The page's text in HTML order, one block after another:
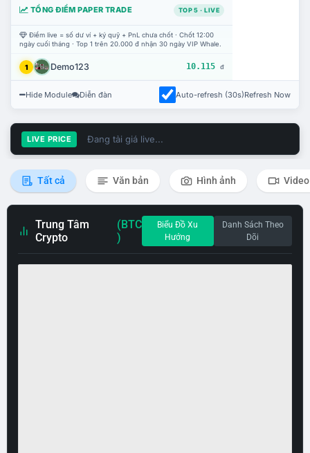
TỔNG ĐIỂM PAPER TRADE TOP 5 · LIVE
Điểm live = số dư ví + ký quỹ + PnL chưa chốt · Chốt 12:00
ngày cuối tháng · Top 1 trên 20.000 đ nhận 30 ngày VIP Whale.
1 Demo123 10.115 đ
Hide Module Diễn đàn Auto-refresh (30s)Refresh Now
LIVE PRICE Đang tải giá live...
Tất cả Văn bản Hình ảnh Video
Trung Tâm
Crypto
(BTC
)
Biểu Đồ Xu
Hướng
Danh Sách Theo
Dõi